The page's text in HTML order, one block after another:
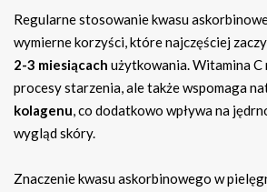
Regularne stosowanie kwasu
wymierne korzyści, które najczęściej
2-3 miesiącach użytkowania. Witamina
procesy starzenia, ale także wspomaga
kolagenu, co dodatkowo wpływa na
wygląd skóry.
Znaczenie kwasu askorbinowego w